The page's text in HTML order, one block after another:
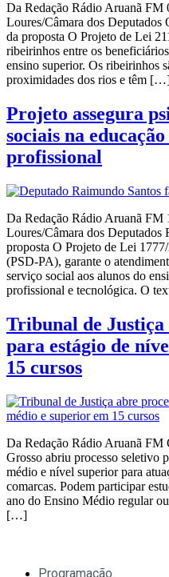
Da Redação Rádio Aruanã
Loures/Câmara dos
da proposta O Projeto de Lei
ribeirinhos entre os
ensino superior. Os ribeirinhos
proximidades dos rios e têm […]
Projeto assegura
sociais na
profissional
Da Redação Rádio Aruanã
Loures/Câmara dos Deputados
proposta O Projeto de Lei
(PSD-PA), garante o
serviço social aos alunos do
profissional e tecnológica. O
Tribunal de Justiça
para estágio de
15 cursos
Da Redação Rádio Aruanã FM
Grosso abriu processo seletivo
médio e nível superior para
comarcas. Podem participar
ano do Ensino Médio regular
[…]
Programação